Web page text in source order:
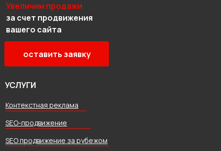
Увеличим продажи
за счет продвижения
вашего сайта
УСЛУГИ
SEO-продвижение
Контекстная реклама
SEO продвижение за рубежом
оставить заявку